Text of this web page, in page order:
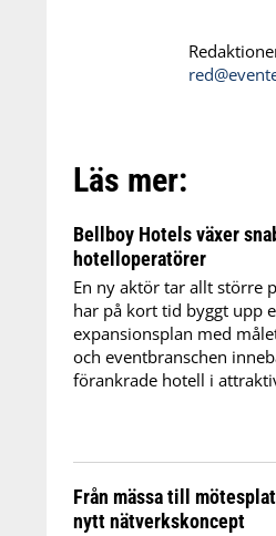
Läs mer:
Bellboy Hotels växer
hotelloperatörer
En ny aktör tar allt större
har på kort tid byggt upp
expansionsplan med
och eventbranschen
förankrade hotell i
Från mässa till
nytt nätverkskoncept